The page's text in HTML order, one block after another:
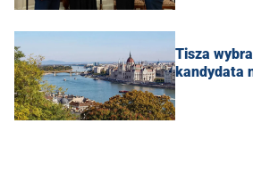
Tisza
kandydata